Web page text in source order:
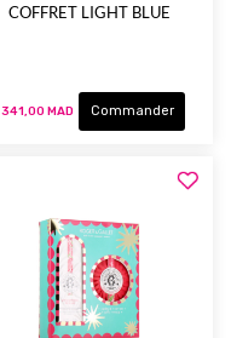
COFFRET LIGHT BLUE
341,00 MAD Commander